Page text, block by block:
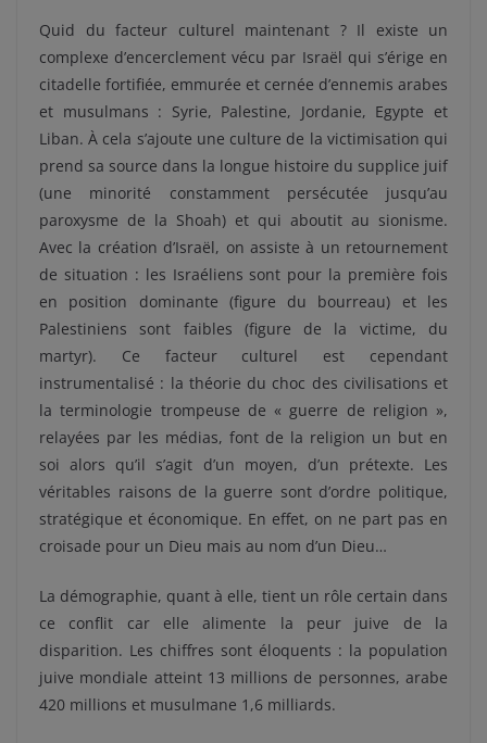
Quid du facteur culturel maintenant ? Il existe un
complexe d’encerclement vécu par Israël qui s’érige en
citadelle fortifiée, emmurée et cernée d’ennemis arabes
et musulmans : Syrie, Palestine, Jordanie, Egypte et
Liban. À cela s’ajoute une culture de la victimisation qui
prend sa source dans la longue histoire du supplice juif
(une minorité constamment persécutée jusqu’au
paroxysme de la Shoah) et qui aboutit au sionisme.
Avec la création d’Israël, on assiste à un retournement
de situation : les Israéliens sont pour la première fois
en position dominante (figure du bourreau) et les
Palestiniens sont faibles (figure de la victime, du
martyr). Ce facteur culturel est cependant
instrumentalisé : la théorie du choc des civilisations et
la terminologie trompeuse de « guerre de religion »,
relayées par les médias, font de la religion un but en
soi alors qu’il s’agit d’un moyen, d’un prétexte. Les
véritables raisons de la guerre sont d’ordre politique,
stratégique et économique. En effet, on ne part pas en
croisade pour un Dieu mais au nom d’un Dieu…
La démographie, quant à elle, tient un rôle certain dans
ce conflit car elle alimente la peur juive de la
disparition. Les chiffres sont éloquents : la population
juive mondiale atteint 13 millions de personnes, arabe
420 millions et musulmane 1,6 milliards.